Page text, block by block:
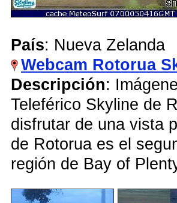
País: Nueva Zelanda
Webcam Rotorua
Descripción:
Teleférico Skyline de
disfrutar de una vista
de Rotorua es el
región de Bay of